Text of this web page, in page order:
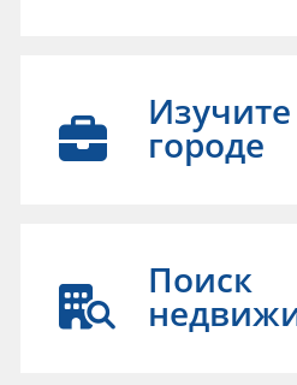
городе
Поиск